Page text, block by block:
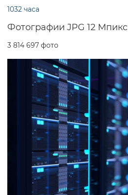
1032 часа
Фотографии JPG 12 Мпикс
3 814 697 фото